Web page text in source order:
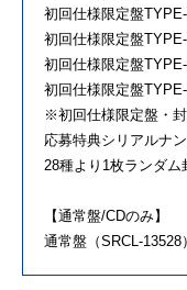
初回仕様限定盤
初回仕様限定盤
初回仕様限定盤
初回仕様限定盤
※初回仕様限定盤・
応募特典シリアルナ
28種より1枚ランダム
【通常盤/CDのみ】
通常盤（SRCL-13528